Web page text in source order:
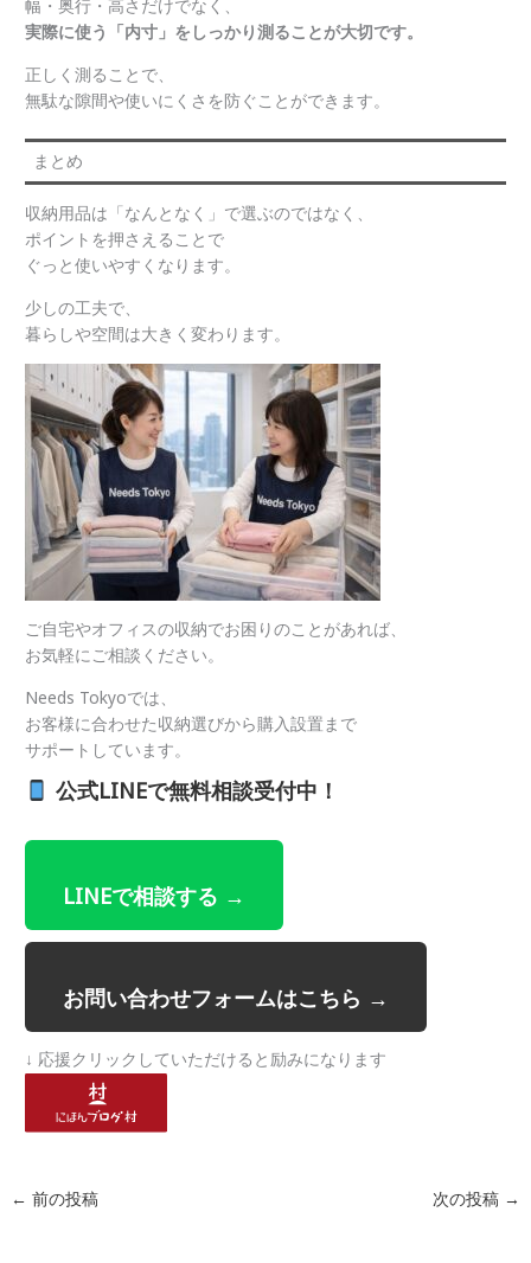
幅・奥行・高さだけでなく、
実際に使う「内寸」をしっかり測ることが大切です。
正しく測ることで、
無駄な隙間や使いにくさを防ぐことができます。
まとめ
収納用品は「なんとなく」で選ぶのではなく、
ポイントを押さえることで
ぐっと使いやすくなります。
少しの工夫で、
暮らしや空間は大きく変わります。
ご自宅やオフィスの収納でお困りのことがあれば、
お気軽にご相談ください。
Needs Tokyoでは、
お客様に合わせた収納選びから購入設置まで
サポートしています。
公式LINEで無料相談受付中！
LINEで相談する →
お問い合わせフォームはこちら →
↓ 応援クリックしていただけると励みになります
← 前の投稿 次の投稿 →